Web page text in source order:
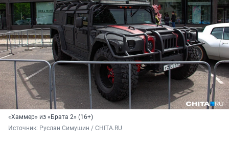
«Хаммер» из «Брата 2» (16+)
Источник: Руслан Симушин / CHITA.RU